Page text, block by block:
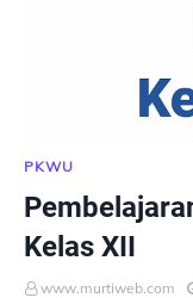
PKWU
Kelas XII
www.murtiweb.com